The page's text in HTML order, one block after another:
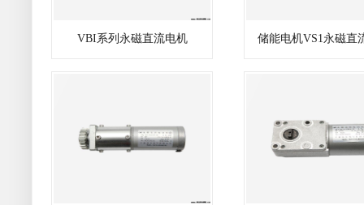
VBI系列永磁直流电机 储能电机VS1永磁直